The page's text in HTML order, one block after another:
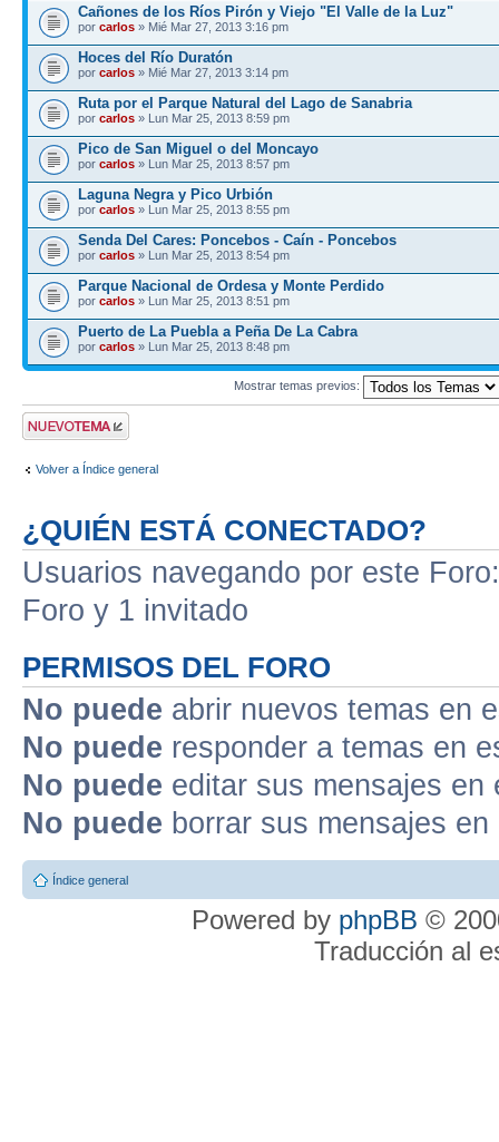
Cañones de los Ríos Pirón y Viejo "El Valle de la Luz"
por carlos » Mié Mar 27, 2013 3:16 pm
Hoces del Río Duratón
por carlos » Mié Mar 27, 2013 3:14 pm
Ruta por el Parque Natural del Lago de Sanabria
por carlos » Lun Mar 25, 2013 8:59 pm
Pico de San Miguel o del Moncayo
por carlos » Lun Mar 25, 2013 8:57 pm
Laguna Negra y Pico Urbión
por carlos » Lun Mar 25, 2013 8:55 pm
Senda Del Cares: Poncebos - Caín - Poncebos
por carlos » Lun Mar 25, 2013 8:54 pm
Parque Nacional de Ordesa y Monte Perdido
por carlos » Lun Mar 25, 2013 8:51 pm
Puerto de La Puebla a Peña De La Cabra
por carlos » Lun Mar 25, 2013 8:48 pm
Mostrar temas previos:
Publicar un nuevo
tema
Volver a Índice general
¿QUIÉN ESTÁ CONECTADO?
Usuarios navegando por este
Foro y 1 invitado
PERMISOS DEL FORO
No puede abrir nuevos temas en
No puede responder a temas en
No puede editar sus mensajes en
No puede borrar sus mensajes
Índice general
Powered by phpBB ©
Traducción al